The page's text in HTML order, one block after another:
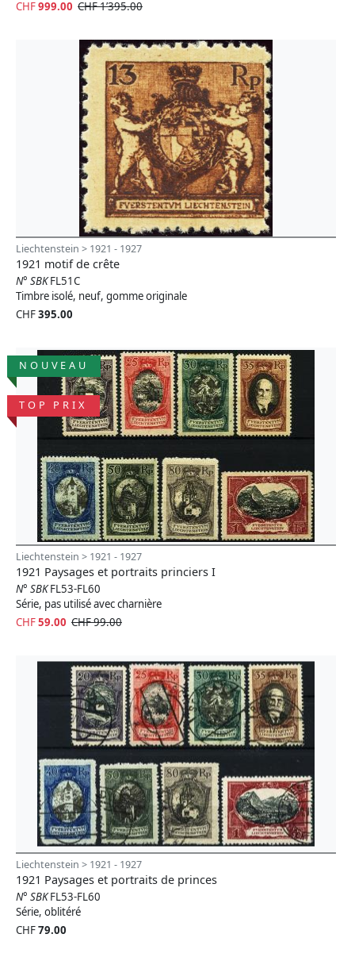
CHF999.00 CHF 1’395.00
Liechtenstein > 1921 - 1927
1921 motif de crête
N° SBKFL51C
Timbre isolé, neuf, gomme originale
CHF395.00
NOUVEAU
TOP PRIX
Liechtenstein > 1921 - 1927
1921 Paysages et portraits princiers I
N° SBKFL53-FL60
Série, pas utilisé avec charnière
CHF59.00 CHF 99.00
Liechtenstein > 1921 - 1927
1921 Paysages et portraits de princes
N° SBKFL53-FL60
Série, oblitéré
CHF79.00